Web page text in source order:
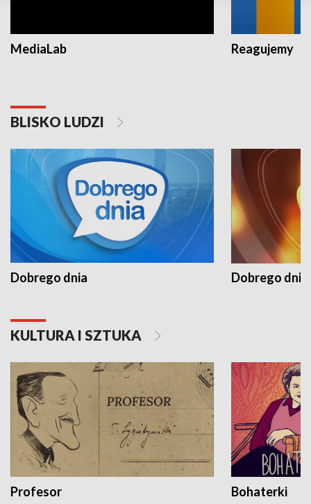
MediaLab Reagujemy
BLISKO LUDZI
Dobrego dnia Dobrego dnia
KULTURA I SZTUKA
Profesor Bohaterki